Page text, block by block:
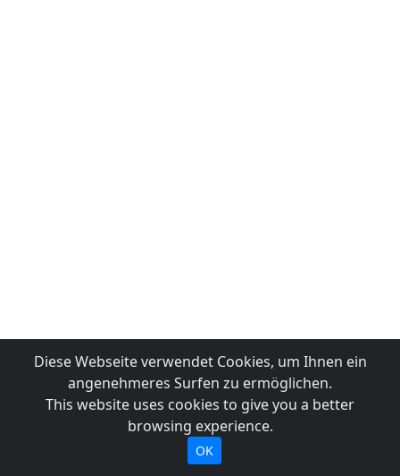
Diese Webseite verwendet Cookies, um Ihnen ein
angenehmeres Surfen zu ermöglichen.
This website uses cookies to give you a better
browsing experience.
OK